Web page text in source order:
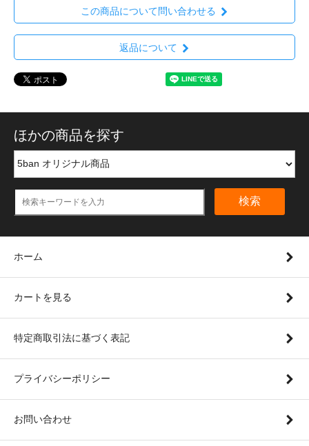
この商品について問い合わせる
返品について
ほかの商品を探す
検索
ホーム
カートを見る
特定商取引法に基づく表記
プライバシーポリシー
お問い合わせ